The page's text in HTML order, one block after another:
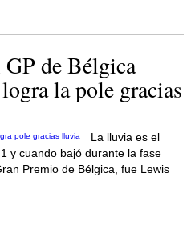
de Bélgica
la pole gracias
La lluvia es el
y cuando bajó durante la fase
Premio de Bélgica, fue Lewis